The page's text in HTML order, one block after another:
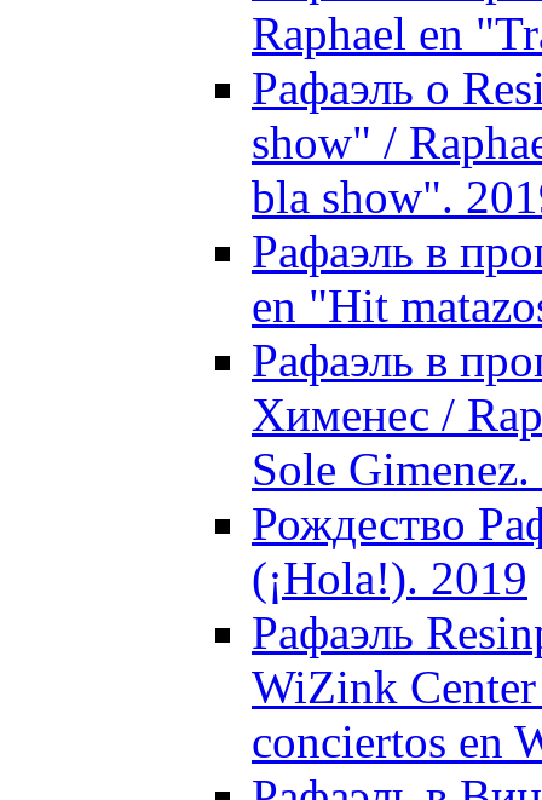
Raphael en
Рафаэль о
show" /
bla show".
Рафаэль в
en "Hit
Рафаэль в
Хименес /
Sole
Рождество
(¡Hola!). 2019
Рафаэль
WiZink Center
conciertos en